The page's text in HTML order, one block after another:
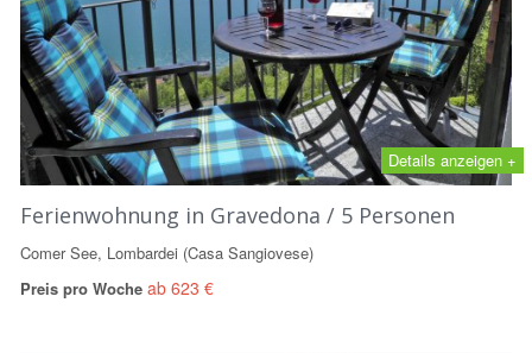
Details anzeigen +
Ferienwohnung in Gravedona / 5 Personen
Comer See, Lombardei (Casa Sangiovese)
Preis pro Woche ab 623 €